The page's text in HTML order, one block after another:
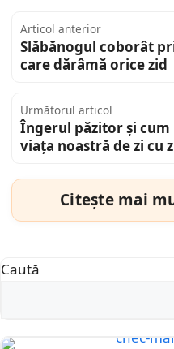
Articol anterior
Slăbănogul coborât
care dărâmă orice zid
Următorul articol
Îngerul păzitor și cum
viața noastră de zi cu
Citește mai
Caută